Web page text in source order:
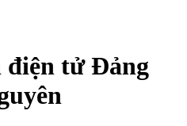
điện tử Đảng